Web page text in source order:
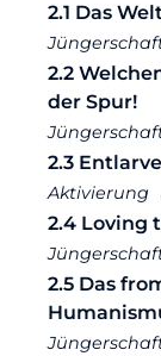
2.1 Das
2.2
der Spur!
2.3
Aktivierung
2.4 Loving
2.5 Das